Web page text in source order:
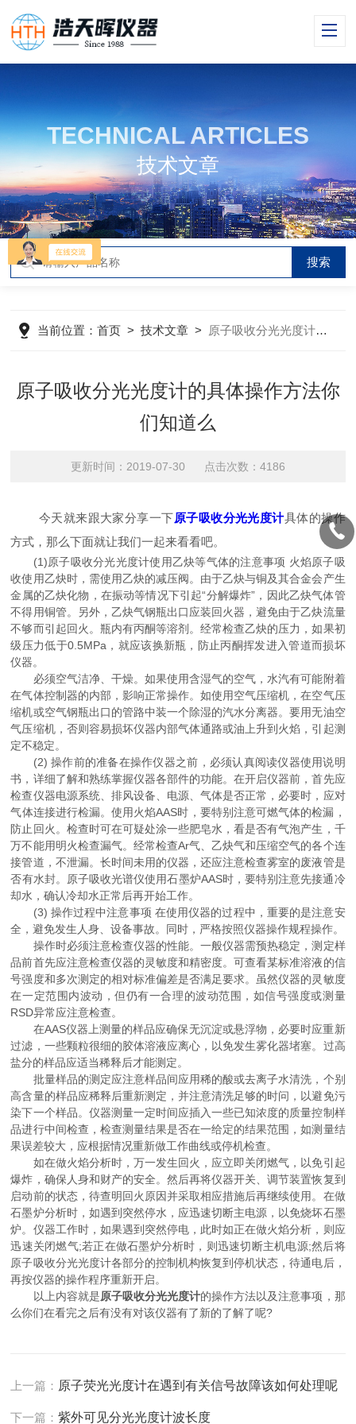
TECHNICAL ARTICLES
技术文章
当前位置：首页 >技术文章 > 原子吸收分光光度计的具体操作方法你们知道么
原子吸收分光光度计的具体操作方法你
们知道么
更新时间：2019-07-30 点击次数：4186
今天就来跟大家分享一下原子吸收分光光度计具体的操作
方式，那么下面就让我们一起来看看吧。
(1)原子吸收分光光度计使用乙炔等气体的注意事项 火焰原子吸
收使用乙炔时，需使用乙炔的减压阀。由于乙炔与铜及其合金会产生
金属的乙炔化物，在振动等情况下引起“分解爆炸”，因此乙炔气体管
不得用铜管。另外，乙炔气钢瓶出口应装回火器，避免由于乙炔流量
不够而引起回火。瓶内有丙酮等溶剂。经常检查乙炔的压力，如果初
级压力低于0.5MPa，就应该换新瓶，防止丙酮挥发进入管道而损坏
仪器。
必须空气洁净、干燥。如果使用含湿气的空气，水汽有可能附着
在气体控制器的内部，影响正常操作。如使用空气压缩机，在空气压
缩机或空气钢瓶出口的管路中装一个除湿的汽水分离器。要用无油空
气压缩机，否则容易损坏仪器内部气体通路或油上升到火焰，引起测
定不稳定。
(2) 操作前的准备在操作仪器之前，必须认真阅读仪器使用说明
书，详细了解和熟练掌握仪器各部件的功能。在开启仪器前，首先应
检查仪器电源系统、排风设备、电源、气体是否正常，必要时，应对
气体连接进行检漏。使用火焰AAS时，要特别注意可燃气体的检漏，
防止回火。检查时可在可疑处涂一些肥皂水，看是否有气泡产生，千
万不能用明火检查漏气。经常检查Ar气、乙炔气和压缩空气的各个连
接管道，不泄漏。长时间未用的仪器，还应注意检查雾室的废液管是
否有水封。原子吸收光谱仪使用石墨炉AAS时，要特别注意先接通冷
却水，确认冷却水正常后再开始工作。
(3) 操作过程中注意事项 在使用仪器的过程中，重要的是注意安
全，避免发生人身、设备事故。同时，严格按照仪器操作规程操作。
操作时必须注意检查仪器的性能。一般仪器需预热稳定，测定样
品前首先应注意检查仪器的灵敏度和精密度。可查看某标准溶液的信
号强度和多次测定的相对标准偏差是否满足要求。虽然仪器的灵敏度
在一定范围内波动，但仍有一合理的波动范围，如信号强度或测量
RSD异常应注意检查。
在AAS仪器上测量的样品应确保无沉淀或悬浮物，必要时应重新
过滤，一些颗粒很细的胶体溶液应离心，以免发生雾化器堵塞。过高
盐分的样品应适当稀释后才能测定。
批量样品的测定应注意样品间应用稀的酸或去离子水清洗，个别
高含量的样品应稀释后重新测定，并注意清洗足够的时问，以避免污
染下一个样品。仪器测量一定时间应插入一些已知浓度的质量控制样
品进行中间检查，检查测量结果是否在一给定的结果范围，如测量结
果误差较大，应根据情况重新做工作曲线或停机检查。
如在做火焰分析时，万一发生回火，应立即关闭燃气，以免引起
爆炸，确保人身和财产的安全。然后再将仪器开关、调节装置恢复到
启动前的状态，待查明回火原因并采取相应措施后再继续使用。在做
石墨炉分析时，如遇到突然停水，应迅速切断主电源，以免烧坏石墨
炉。仪器工作时，如果遇到突然停电，此时如正在做火焰分析，则应
迅速关闭燃气;若正在做石墨炉分析时，则迅速切断主机电源;然后将
原子吸收分光光度计各部分的控制机构恢复到停机状态，待通电后，
再按仪器的操作程序重新开启。
以上内容就是原子吸收分光光度计的操作方法以及注意事项，那
么你们在看完之后有没有对该仪器有了新的了解了呢?
上一篇： 原子荧光光度计在遇到有关信号故障该如何处理呢
下一篇：紫外可见分光光度计波长度